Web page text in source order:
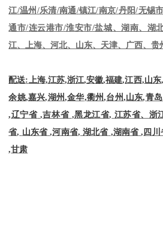
江/温州/乐清/南通/镇江/南京/丹阳/无锡市
通市/连云港市/淮安市/盐城、湖南、湖
江、上海、河北、山东、天津、广西、贵
配送: 上海,江苏,浙江,安徽,福建,江西,山东,
余姚,嘉兴,湖州,金华,衢州,台州,山东,青岛
,辽宁省 ,吉林省 ,黑龙江省, 江苏省、浙
省, 山东省 ,河南省, 湖北省 ,湖南省 , 四川
,甘肃